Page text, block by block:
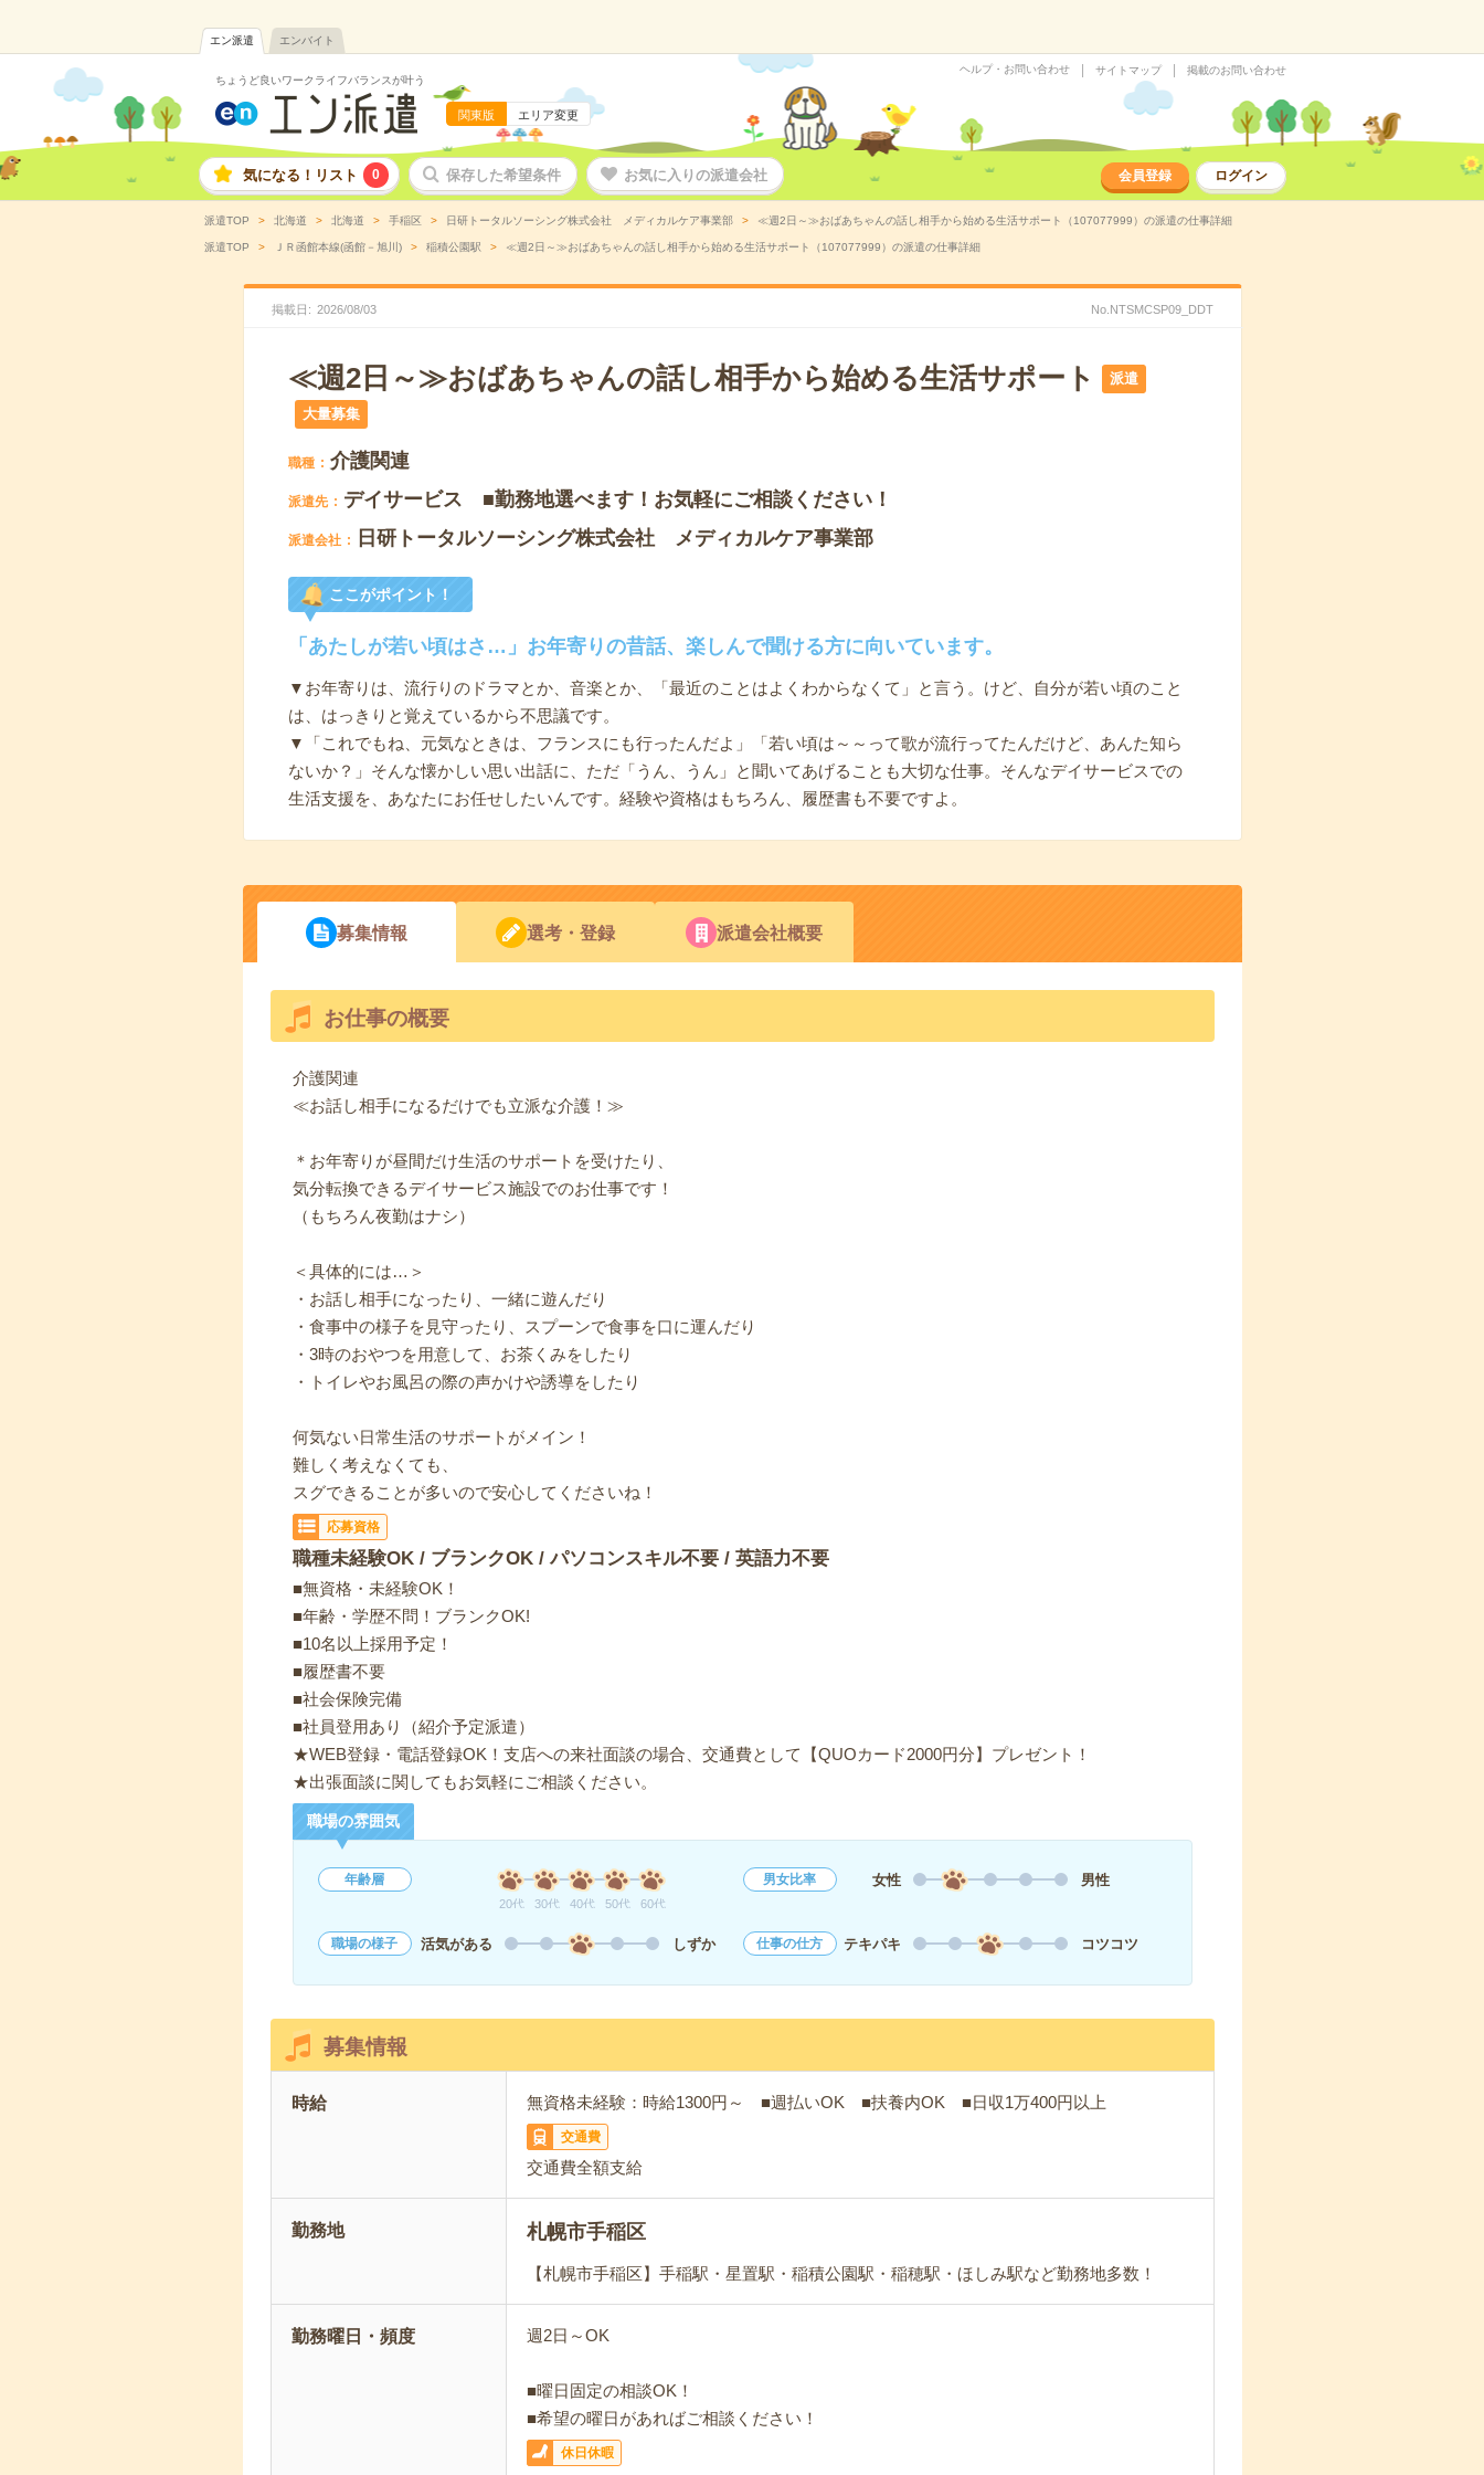
エン派遣 エンバイト
ちょうど良いワークライフバランスが叶う
関東版 エリア変更
ヘルプ・お問い合わせ サイトマップ 掲載のお問い合わせ
気になる！リスト 0 保存した希望条件 お気に入りの派遣会社 会員登録 ログイン
派遣TOP 北海道 北海道 手稲区 日研トータルソーシング株式会社 メディカルケア事業部 ≪週2日～≫おばあちゃんの話し相手から始める生活サポート（107077999）の派遣の仕事詳細
派遣TOP ＪＲ函館本線(函館－旭川) 稲積公園駅 ≪週2日～≫おばあちゃんの話し相手から始める生活サポート（107077999）の派遣の仕事詳細
掲載日 2026/08/03 No.NTSMCSP09_DDT
≪週2日～≫おばあちゃんの話し相手から始める生活サポート 派遣
大量募集
職種 介護関連
派遣先 デイサービス ■勤務地選べます！お気軽にご相談ください！
派遣会社 日研トータルソーシング株式会社 メディカルケア事業部
ここがポイント！
「あたしが若い頃はさ…」お年寄りの昔話、楽しんで聞ける方に向いています。
▼お年寄りは、流行りのドラマとか、音楽とか、「最近のことはよくわからなくて」と言う。けど、自分が若い頃のこと
は、はっきりと覚えているから不思議です。
▼「これでもね、元気なときは、フランスにも行ったんだよ」「若い頃は～～って歌が流行ってたんだけど、あんた知ら
ないか？」そんな懐かしい思い出話に、ただ「うん、うん」と聞いてあげることも大切な仕事。そんなデイサービスでの
生活支援を、あなたにお任せしたいんです。経験や資格はもちろん、履歴書も不要ですよ。
募集情報 選考・登録 派遣会社概要
お仕事の概要
介護関連
≪お話し相手になるだけでも立派な介護！≫
＊お年寄りが昼間だけ生活のサポートを受けたり、
気分転換できるデイサービス施設でのお仕事です！
（もちろん夜勤はナシ）
＜具体的には…＞
・お話し相手になったり、一緒に遊んだり
・食事中の様子を見守ったり、スプーンで食事を口に運んだり
・3時のおやつを用意して、お茶くみをしたり
・トイレやお風呂の際の声かけや誘導をしたり
何気ない日常生活のサポートがメイン！
難しく考えなくても、
スグできることが多いので安心してくださいね！
応募資格
職種未経験OK / ブランクOK / パソコンスキル不要 / 英語力不要
■無資格・未経験OK！
■年齢・学歴不問！ブランクOK!
■10名以上採用予定！
■履歴書不要
■社会保険完備
■社員登用あり（紹介予定派遣）
★WEB登録・電話登録OK！支店への来社面談の場合、交通費として【QUOカード2000円分】プレゼント！
★出張面談に関してもお気軽にご相談ください。
職場の雰囲気
年齢層
20代 30代 40代 50代 60代
男女比率 女性 男性
職場の様子 活気がある しずか 仕事の仕方 テキパキ コツコツ
募集情報
時給 無資格未経験：時給1300円～ ■週払いOK ■扶養内OK ■日収1万400円以上
交通費
交通費全額支給
勤務地 札幌市手稲区
【札幌市手稲区】手稲駅・星置駅・稲積公園駅・稲穂駅・ほしみ駅など勤務地多数！
勤務曜日・頻度 週2日～OK
■曜日固定の相談OK！
■希望の曜日があればご相談ください！
休日休暇